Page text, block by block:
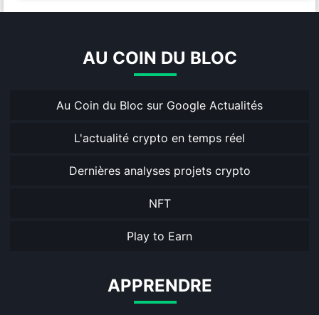
AU COIN DU BLOC
Au Coin du Bloc sur Google Actualités
L'actualité crypto en temps réel
Dernières analyses projets crypto
NFT
Play to Earn
APPRENDRE